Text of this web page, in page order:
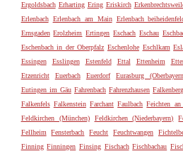
Ergoldsbach Erharting Ering Eriskirch
Erlenbach Erlenbach am Main Erlenbach
Ernsgaden Erolzheim Ertingen Eschach Eschau
Eschenbach in der Oberpfalz Eschenlohe Eschlkam
Essingen
Esslingen Estenfeld Ettal Ettenheim
Etzenricht
Euerbach Euerdorf Eurasburg
Eutingen im Gäu Fahrenbach Fahrenzhausen
Falkenfels Falkenstein Farchant Faulbach Feichten
Feldkirchen (München)
Feldkirchen (Niederbayern)
Fellheim
Fensterbach Feucht Feuchtwangen
Finning Finningen Finsing Fischach Fischbachau